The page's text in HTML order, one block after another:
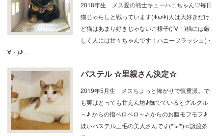
2018年生 メス愛の戦士キューハニちゃん♡毎日
猫じゃらしと戦っています(ΦωΦ)人は大好きだけ
ど猫はあまり好きじゃないご様子(;´∀｀)猫には厳
しく人には甘々ちゃんです！ハニーフラッシュ(・
∀・)♪…
パステル ☆里親さん決定☆
2019年5月生 メスちょっと怖がりで慎重派。で
も実はとっても甘えん坊♪撫でているとグルグル
～♪ からの指ペロペロ～♪ からのお腹モフモフ♪
淡いパステル三毛の美人さんです(*'ω'*)≪譲渡条